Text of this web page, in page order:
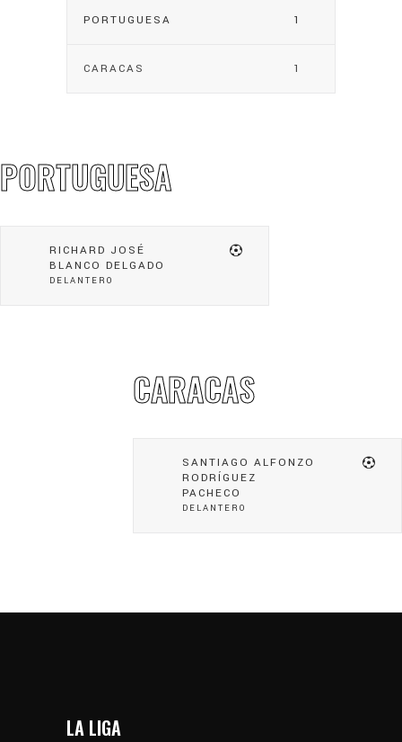
PORTUGUESA 1
CARACAS 1
PORTUGUESA
RICHARD JOSÉ
BLANCO DELGADO
DELANTERO
CARACAS
SANTIAGO ALFONZO
RODRÍGUEZ
PACHECO
DELANTERO
LA LIGA